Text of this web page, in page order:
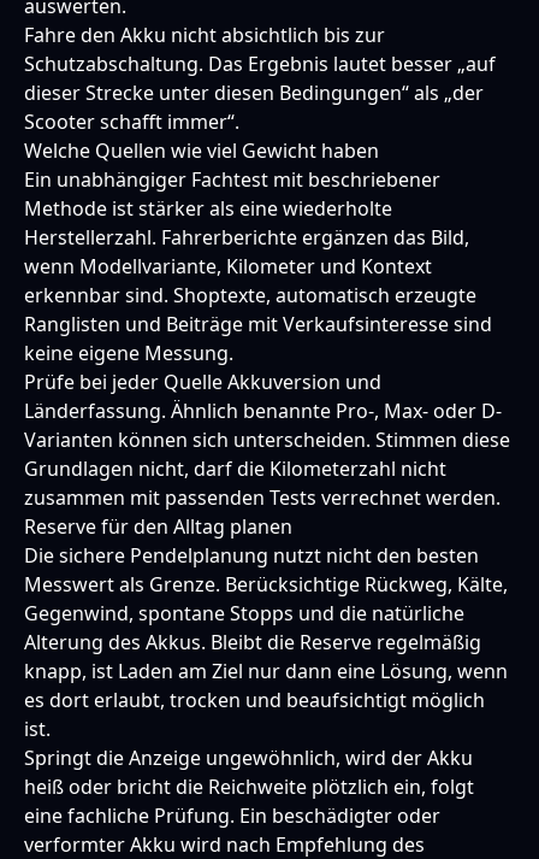
auswerten.
Fahre den Akku nicht absichtlich bis zur
Schutzabschaltung. Das Ergebnis lautet besser „auf
dieser Strecke unter diesen Bedingungen“ als „der
Scooter schafft immer“.
Welche Quellen wie viel Gewicht haben
Ein unabhängiger Fachtest mit beschriebener
Methode ist stärker als eine wiederholte
Herstellerzahl. Fahrerberichte ergänzen das Bild,
wenn Modellvariante, Kilometer und Kontext
erkennbar sind. Shoptexte, automatisch erzeugte
Ranglisten und Beiträge mit Verkaufsinteresse sind
keine eigene Messung.
Prüfe bei jeder Quelle Akkuversion und
Länderfassung. Ähnlich benannte Pro-, Max- oder D-
Varianten können sich unterscheiden. Stimmen diese
Grundlagen nicht, darf die Kilometerzahl nicht
zusammen mit passenden Tests verrechnet werden.
Reserve für den Alltag planen
Die sichere Pendelplanung nutzt nicht den besten
Messwert als Grenze. Berücksichtige Rückweg, Kälte,
Gegenwind, spontane Stopps und die natürliche
Alterung des Akkus. Bleibt die Reserve regelmäßig
knapp, ist Laden am Ziel nur dann eine Lösung, wenn
es dort erlaubt, trocken und beaufsichtigt möglich
ist.
Springt die Anzeige ungewöhnlich, wird der Akku
heiß oder bricht die Reichweite plötzlich ein, folgt
eine fachliche Prüfung. Ein beschädigter oder
verformter Akku wird nach Empfehlung des